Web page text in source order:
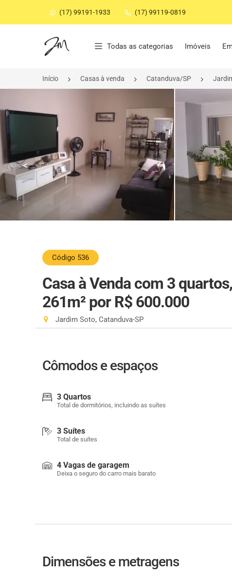
(17) 99191-1933 (17) 99119-0819
Página inicial
Todas as categorias Imóveis
Início Casas à venda Catanduva/SP
<
Código 536
Casa à Venda com 3
261m² por R$ 600.000
Jardim Soto, Catanduva-SP
Cômodos e espaços
3 Quartos
Total de dormitórios, incluindo as suítes
3 Suítes
Total de suítes
4 Vagas de garagem
Deixa o seguro do carro mais barato
Dimensões e metragens